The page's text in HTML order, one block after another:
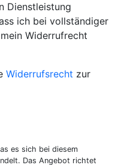
Dienstleistung
ich bei vollständiger
Widerrufrecht
Widerrufsrecht zur
es sich bei diesem
Das Angebot richtet